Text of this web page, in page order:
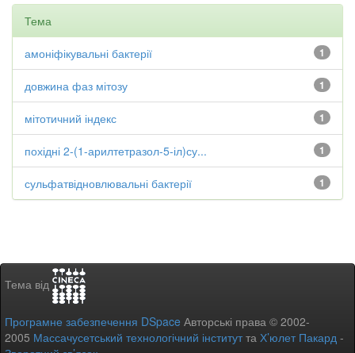
Тема
1
амоніфікувальні бактерії
1
довжина фаз мітозу
1
мітотичний індекс
1
похідні 2-(1-арилтетразол-5-іл)су...
1
сульфатвідновлювальні бактерії
Тема від
Програмне забезпечення DSpace Авторські права © 2002-
2005 Массачусетський технологічний інститутта Х’юлет Пакард -